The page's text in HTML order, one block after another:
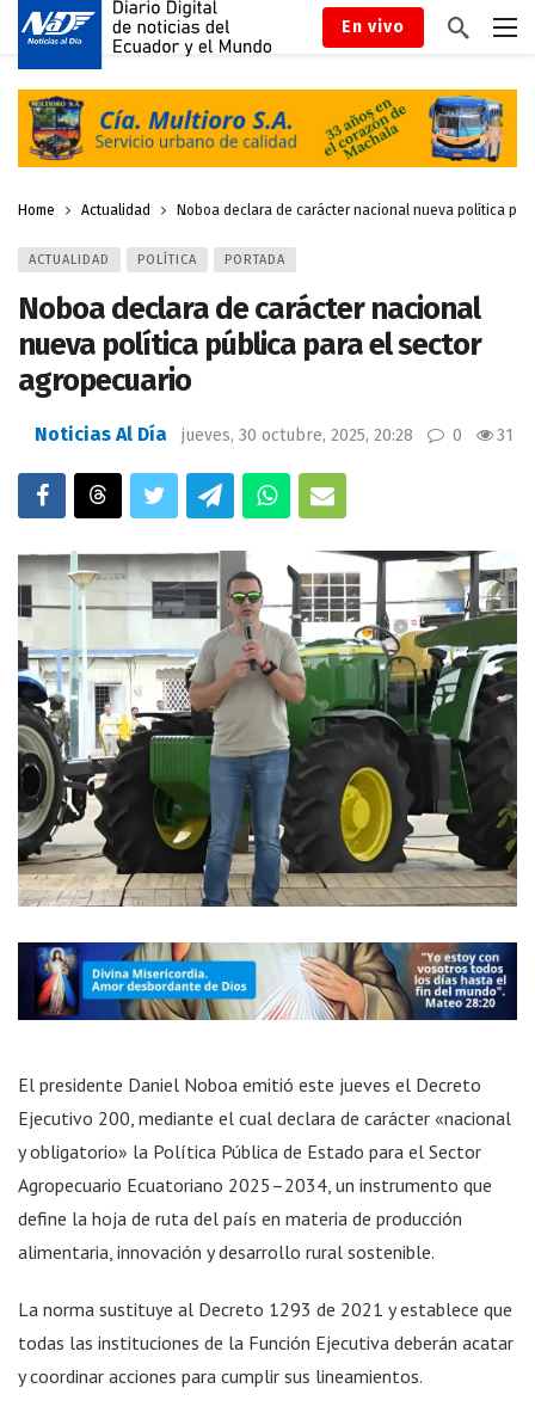
En vivo
Home Actualidad Noboa declara de carácter nacional nueva política
ACTUALIDAD POLÍTICA PORTADA
Noboa declara de carácter nacional
nueva política pública para el sector
agropecuario
Noticias Al Día jueves, 30 octubre, 2025, 20:28 0 31
El presidente Daniel Noboa emitió este jueves el Decreto
Ejecutivo 200, mediante el cual declara de carácter «nacional
y obligatorio» la Política Pública de Estado para el Sector
Agropecuario Ecuatoriano 2025–2034, un instrumento que
define la hoja de ruta del país en materia de producción
alimentaria, innovación y desarrollo rural sostenible.
La norma sustituye al Decreto 1293 de 2021 y establece que
todas las instituciones de la Función Ejecutiva deberán acatar
y coordinar acciones para cumplir sus lineamientos.